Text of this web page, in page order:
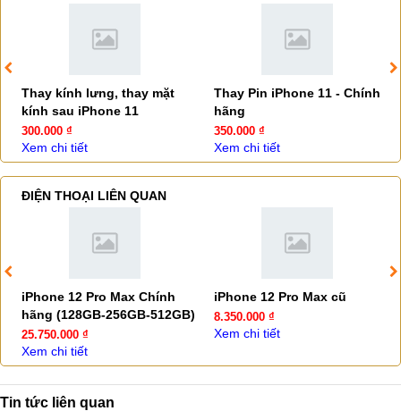
Thay kính lưng, thay mặt
kính sau iPhone 11
300.000 ₫
Xem chi tiết
Thay Pin iPhone 11 - Chính
hãng
350.000 ₫
Xem chi tiết
ĐIỆN THOẠI LIÊN QUAN
iPhone 12 Pro Max Chính
hãng (128GB-256GB-512GB)
25.750.000 ₫
Xem chi tiết
iPhone 12 Pro Max cũ
8.350.000 ₫
Xem chi tiết
Tin tức liên quan